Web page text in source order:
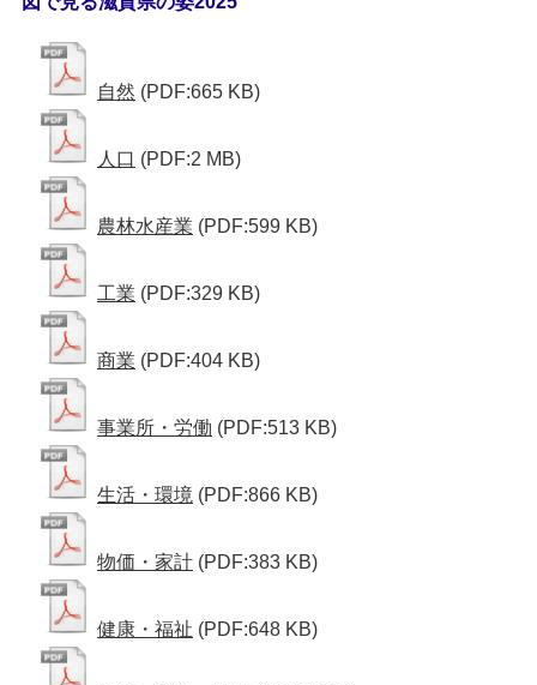
自然 (PDF:665 KB)
人口 (PDF:2 MB)
農林水産業 (PDF:599 KB)
工業 (PDF:329 KB)
商業 (PDF:404 KB)
事業所・労働 (PDF:513 KB)
生活・環境 (PDF:866 KB)
物価・家計 (PDF:383 KB)
健康・福祉 (PDF:648 KB)